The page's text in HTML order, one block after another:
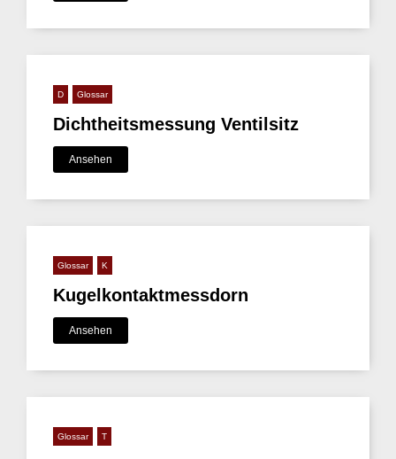
D Glossar
Dichtheitsmessung Ventilsitz
Ansehen
Glossar K
Kugelkontaktmessdorn
Ansehen
Glossar T